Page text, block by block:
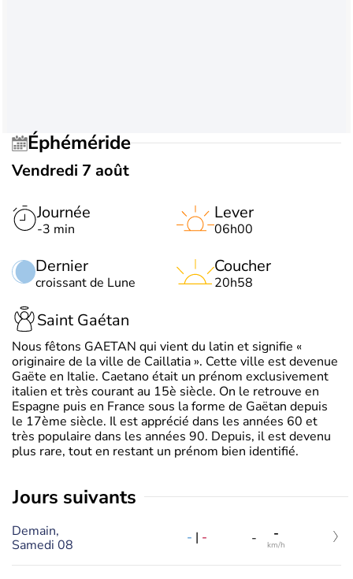
Éphéméride
Vendredi 7 août
Journée
-3 min
Dernier
croissant de Lune
Lever
06h00
Coucher
20h58
Saint Gaétan
Nous fêtons GAETAN qui vient du latin et signifie «
originaire de la ville de Caillatia ». Cette ville est devenue
Gaëte en Italie. Caetano était un prénom exclusivement
italien et très courant au 15è siècle. On le retrouve en
Espagne puis en France sous la forme de Gaëtan depuis
le 17ème siècle. Il est apprécié dans les années 60 et
très populaire dans les années 90. Depuis, il est devenu
plus rare, tout en restant un prénom bien identifié.
jours suivants
Demain,
Samedi 08
- | - - -
km/h